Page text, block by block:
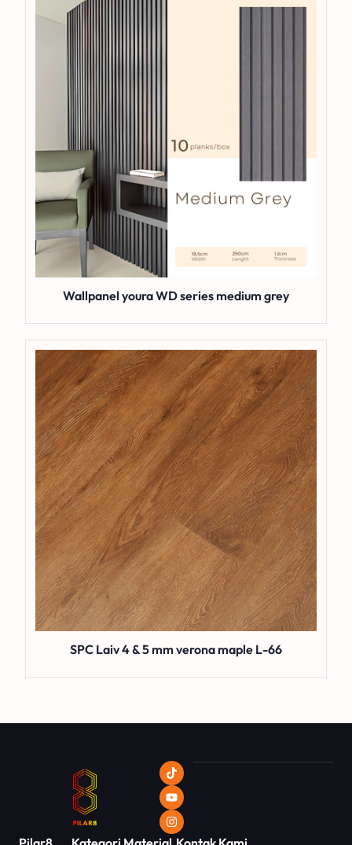
Wallpanel youra WD series medium grey
SPC Laiv 4 & 5 mm verona maple L-66